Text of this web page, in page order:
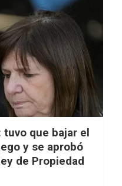
que bajar el
y se aprobó
de Propiedad